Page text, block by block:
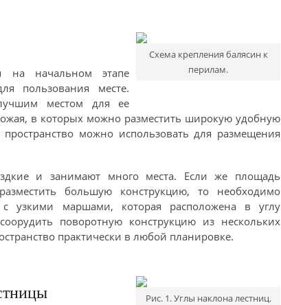
Схема крепления балясин к
перилам.
на начальном этапе
пользования месте.
местом для ее
в которых можно разместить широкую удобную
можно использовать для размещения
и занимают много места. Если же площадь
большую конструкцию, то необходимо
с узкими маршами, которая расположена в углу
поворотную конструкцию из нескольких
практически в любой планировке.
Рис. 1. Углы наклона лестниц.